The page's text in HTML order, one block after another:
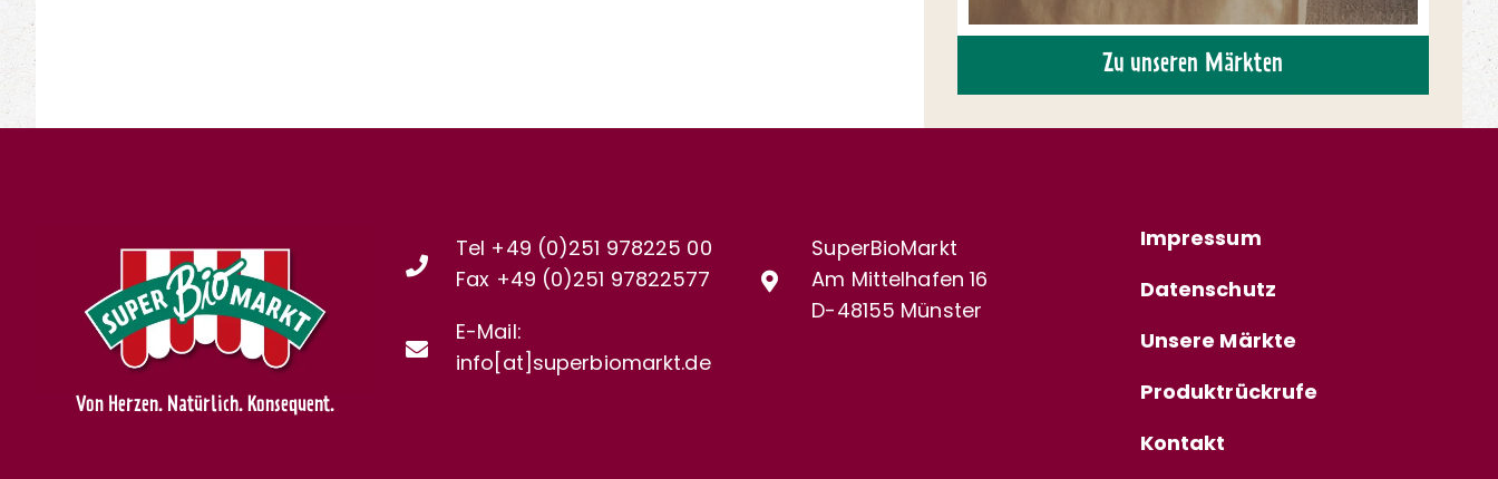
Zu unseren Märkten
Von Herzen. Natürlich. Konsequent.
Tel +49 (0)251 978225 00
Fax +49 (0)251 97822577
E-Mail:
info[at]superbiomarkt.de
SuperBioMarkt
Am Mittelhafen 16
D-48155 Münster
Impressum
Datenschutz
Unsere Märkte
Produktrückrufe
Kontakt